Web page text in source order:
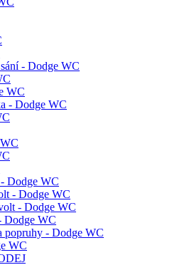
- Dodge WC
WC
- Dodge WC
Dodge WC
- Dodge WC
- Dodge WC
Dodge WC
popruhy - Dodge WC
WC